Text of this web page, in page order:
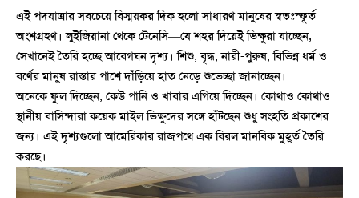
এই পদযাত্রার সবচেয়ে বিস্ময়কর দিক হলো সাধারণ মানুষের স্বতঃস্ফূর্ত
অংশগ্রহণ। লুইজিয়ানা থেকে টেনেসি—যে শহর দিয়েই ভিক্ষুরা যাচ্ছেন,
সেখানেই তৈরি হচ্ছে আবেগঘন দৃশ্য। শিশু, বৃদ্ধ, নারী-পুরুষ, বিভিন্ন ধর্ম ও
বর্ণের মানুষ রাস্তার পাশে দাঁড়িয়ে হাত নেড়ে শুভেচ্ছা জানাচ্ছেন।
অনেকে ফুল দিচ্ছেন, কেউ পানি ও খাবার এগিয়ে দিচ্ছেন। কোথাও কোথাও
স্থানীয় বাসিন্দারা কয়েক মাইল ভিক্ষুদের সঙ্গে হাঁটছেন শুধু সংহতি প্রকাশের
জন্য। এই দৃশ্যগুলো আমেরিকার রাজপথে এক বিরল মানবিক মুহূর্ত তৈরি
করছে।